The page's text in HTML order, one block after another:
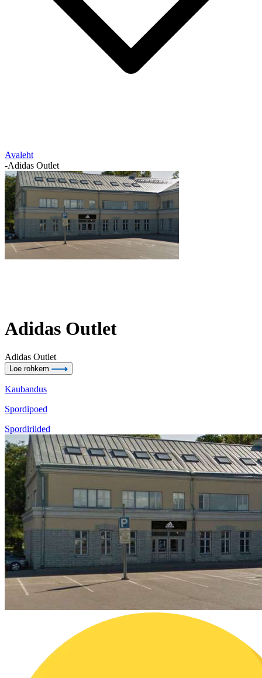
Avaleht
-Adidas Outlet
Adidas Outlet
Adidas Outlet
Loe rohkem
Kaubandus
Spordipoed
Spordiriided